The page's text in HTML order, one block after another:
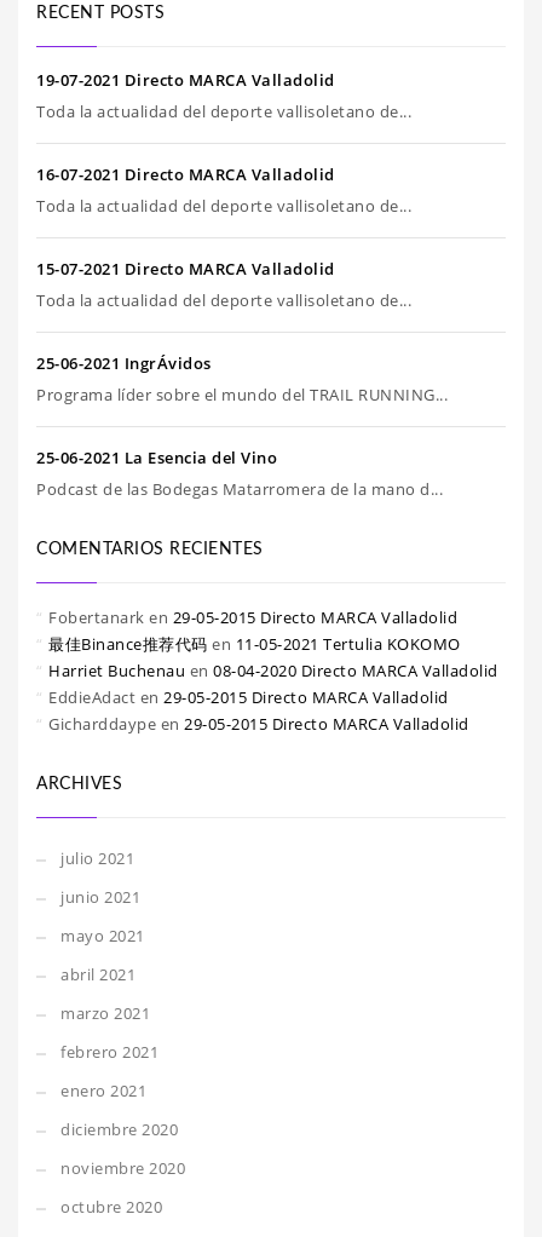
RECENT POSTS
19-07-2021 Directo MARCA Valladolid
Toda la actualidad del deporte vallisoletano de...
16-07-2021 Directo MARCA Valladolid
Toda la actualidad del deporte vallisoletano de...
15-07-2021 Directo MARCA Valladolid
Toda la actualidad del deporte vallisoletano de...
25-06-2021 IngrÁvidos
Programa líder sobre el mundo del TRAIL RUNNING...
25-06-2021 La Esencia del Vino
Podcast de las Bodegas Matarromera de la mano d...
COMENTARIOS RECIENTES
Fobertanark en 29-05-2015 Directo MARCA Valladolid
最佳Binance推荐代码 en 11-05-2021 Tertulia KOKOMO
Harriet Buchenau en 08-04-2020 Directo MARCA Valladolid
EddieAdact en 29-05-2015 Directo MARCA Valladolid
Gicharddaype en 29-05-2015 Directo MARCA Valladolid
ARCHIVES
julio 2021
junio 2021
mayo 2021
abril 2021
marzo 2021
febrero 2021
enero 2021
diciembre 2020
noviembre 2020
octubre 2020